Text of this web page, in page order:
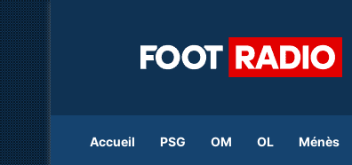
Accueil PSG OM OL Ménès